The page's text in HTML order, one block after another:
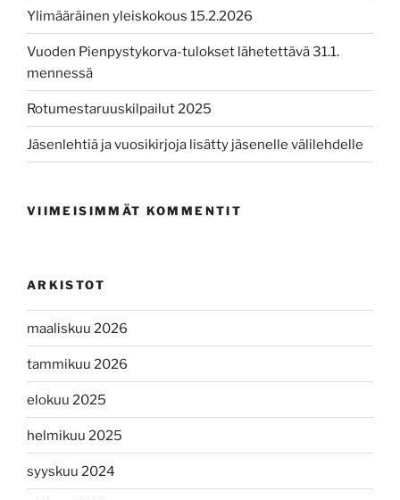
Ylimääräinen yleiskokous 15.2.2026
Vuoden Pienpystykorva-tulokset lähetettävä 31.1.
mennessä
Rotumestaruuskilpailut 2025
Jäsenlehtiä ja vuosikirjoja lisätty jäsenelle välilehdelle
VIIMEISIMMÄT KOMMENTIT
ARKISTOT
maaliskuu 2026
tammikuu 2026
elokuu 2025
helmikuu 2025
syyskuu 2024